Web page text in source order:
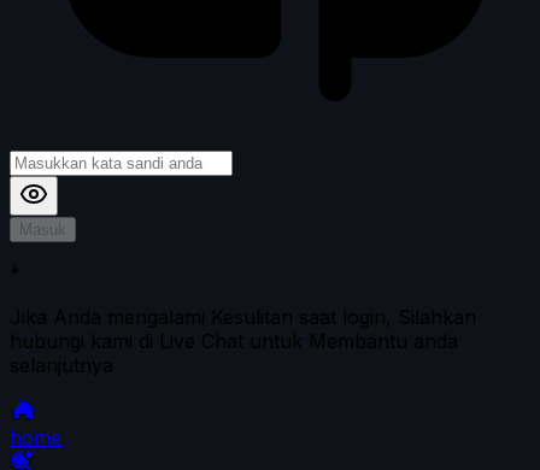
Masuk
*
Jika Anda mengalami Kesulitan saat login, Silahkan
hubungi kami di Live Chat untuk Membantu anda
selanjutnya
home